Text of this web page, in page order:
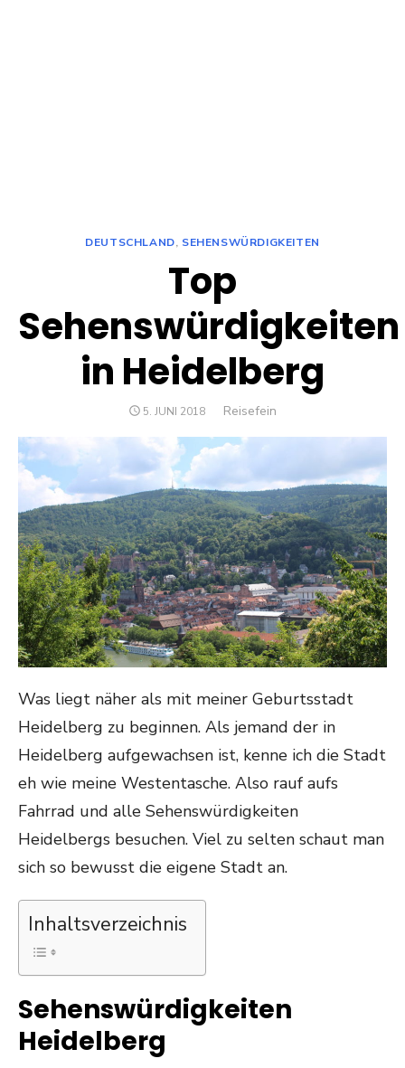
DEUTSCHLAND, SEHENSWÜRDIGKEITEN
Top
Sehenswürdigkeiten
in Heidelberg
POSTED
5. JUNI 2018 Author
Reisefein
Was liegt näher als mit meiner Geburtsstadt
Heidelberg zu beginnen. Als jemand der in
Heidelberg aufgewachsen ist, kenne ich die Stadt
eh wie meine Westentasche. Also rauf aufs
Fahrrad und alle Sehenswürdigkeiten
Heidelbergs besuchen. Viel zu selten schaut man
sich so bewusst die eigene Stadt an.
Inhaltsverzeichnis
Sehenswürdigkeiten
Heidelberg